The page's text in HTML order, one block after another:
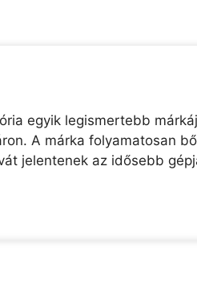
egyik legismertebb
A márka folyamatosan
jelentenek az idősebb